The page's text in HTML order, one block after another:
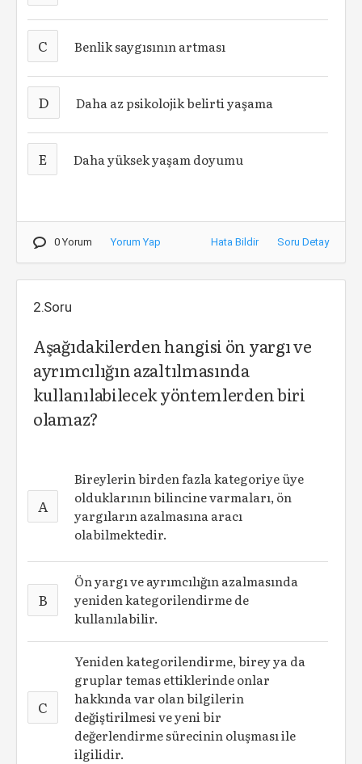
C Benlik saygısının artması
D Daha az psikolojik belirti yaşama
E Daha yüksek yaşam doyumu
0 Yorum Yorum Yap Hata Bildir Soru Detay
2.Soru
Aşağıdakilerden hangisi ön yargı ve
ayrımcılığın azaltılmasında
kullanılabilecek yöntemlerden biri
olamaz?
A
Bireylerin birden fazla kategoriye üye
olduklarının bilincine varmaları, ön
yargıların azalmasına aracı
olabilmektedir.
B
Ön yargı ve ayrımcılığın azalmasında
yeniden kategorilendirme de
kullanılabilir.
C
Yeniden kategorilendirme, birey ya da
gruplar temas ettiklerinde onlar
hakkında var olan bilgilerin
değiştirilmesi ve yeni bir
değerlendirme sürecinin oluşması ile
ilgilidir.